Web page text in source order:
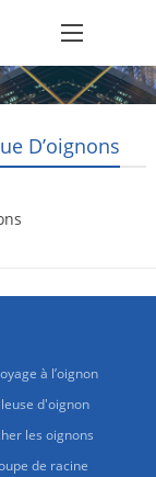
D’oignons
à l’oignon
d'oignon
les oignons
de racine